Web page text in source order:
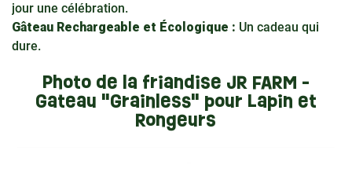
jour une célébration.
Gâteau Rechargeable et Écologique : Un cadeau qui
dure.
Photo de la friandise JR FARM -
Gateau "Grainless" pour Lapin et
Rongeurs